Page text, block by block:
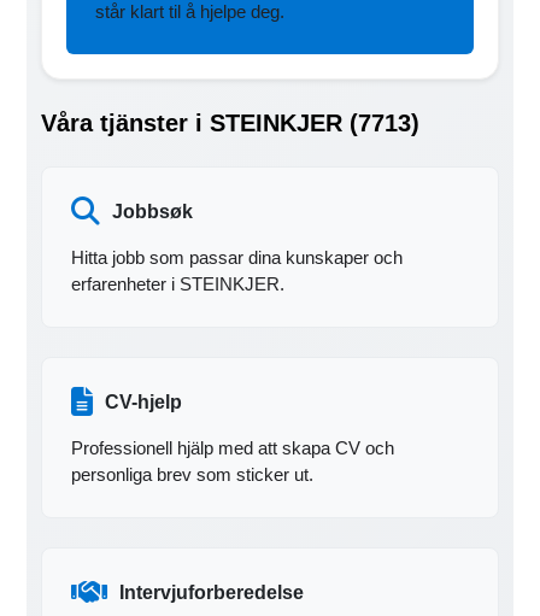
står klart til å hjelpe deg.
Våra tjänster i STEINKJER (7713)
Jobbsøk
Hitta jobb som passar dina kunskaper och
erfarenheter i STEINKJER.
CV-hjelp
Professionell hjälp med att skapa CV och
personliga brev som sticker ut.
Intervjuforberedelse